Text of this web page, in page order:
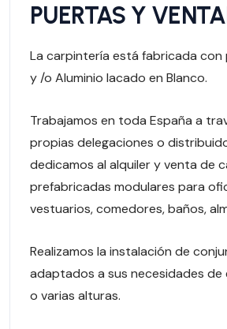
PUERTAS Y
La carpintería está fabricada con
y /o Aluminio lacado en Blanco.
Trabajamos en toda España a
propias delegaciones o
dedicamos al alquiler y venta de
prefabricadas modulares para
vestuarios, comedores, baños,
Realizamos la instalación de
adaptados a sus necesidades de
o varias alturas.